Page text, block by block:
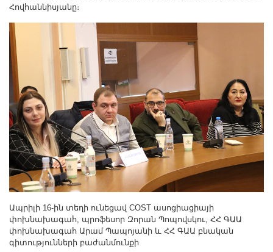
Հովհաննիսյանը։
Ապրիլի 16-ին տեղի ունեցավ COST ասոցիացիայի
փոխնախագահ, պրոֆեսոր Զորան Պոպովսկու, ՀՀ ԳԱԱ
փոխնախագահ Արամ Պապոյանի և ՀՀ ԳԱԱ բնական
գիտությունների բաժանմունքի